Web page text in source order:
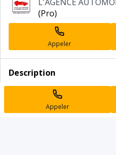
professionnel
(Pro)
Appeler
Appeler
Description
Toyota Yaris
Référence : 567VO103017